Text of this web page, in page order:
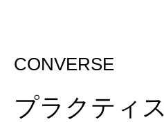
CONVERSE
プラクティ